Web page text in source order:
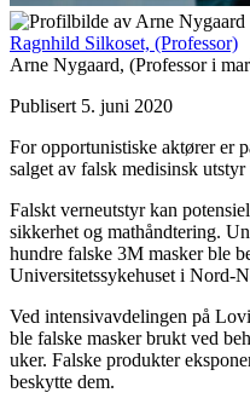
Ragnhild Silkoset, (Professor)
Arne Nygaard, (Professor i
Publisert 5. juni 2020
For opportunistiske aktører er
salget av falsk medisinsk utstyr
Falskt verneutstyr kan
sikkerhet og mathåndtering.
hundre falske 3M masker ble
Universitetssykehuset i Nord-
Ved intensivavdelingen på
ble falske masker brukt ved
uker. Falske produkter
beskytte dem.